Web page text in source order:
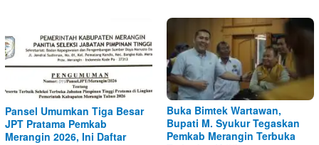
Pansel Umumkan Tiga Besar
JPT Pratama Pemkab
Merangin 2026, Ini Daftar
Buka Bimtek Wartawan,
Bupati M. Syukur Tegaskan
Pemkab Merangin Terbuka